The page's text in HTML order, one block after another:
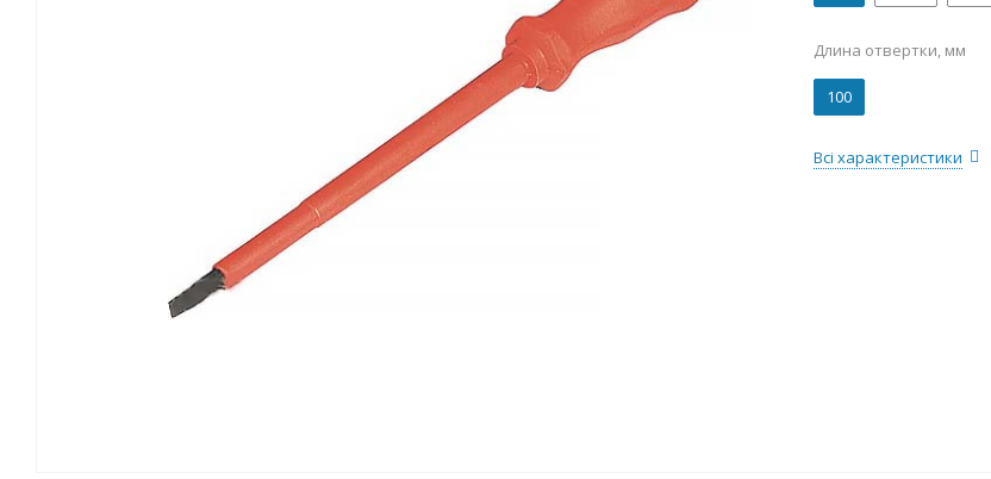
Длина отвертки, мм
100
Всі характеристики